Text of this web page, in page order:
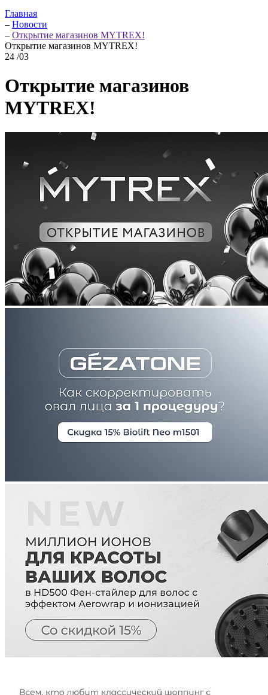
Главная
– Новости
– Открытие магазинов MYTREX!
Открытие магазинов MYTREX!
24 /03
Открытие магазинов
MYTREX!